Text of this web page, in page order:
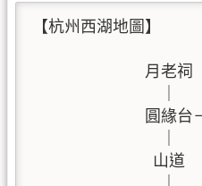
【杭州西湖地圖】
月老祠
｜
圓緣台
                ｜
山道